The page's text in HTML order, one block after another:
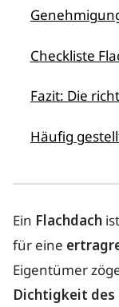
Checkliste
Fazit: Die
Häufig
Ein Flachdach
für eine
Eigentümer
Dichtigkeit des